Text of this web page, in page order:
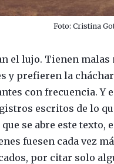
Foto: Cristina
el lujo. Tienen
y prefieren la
con frecuencia. Y
escritos de lo
se abre este texto,
fuesen cada vez
por citar solo